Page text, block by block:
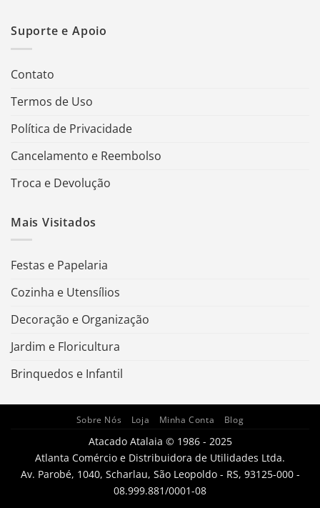
Suporte e Apoio
Contato
Termos de Uso
Política de Privacidade
Cancelamento e Reembolso
Troca e Devolução
Mais Visitados
Festas e Papelaria
Cozinha e Utensílios
Decoração e Organização
Jardim e Floricultura
Brinquedos e Infantil
Sobre Nós Loja Minha Conta Blog
Atacado Atalaia © 1986 - 2025
Atlanta Comércio e Distribuidora de Utilidades Ltda.
Av. Parobé, 1040, Scharlau, São Leopoldo - RS, 93125-000 -
08.999.881/0001-08